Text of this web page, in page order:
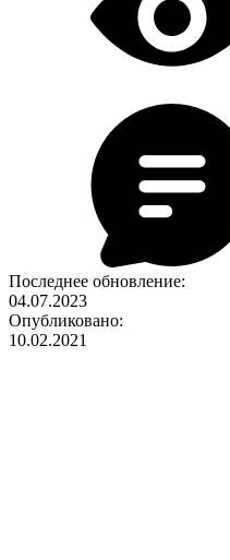
Последнее обновление:
04.07.2023
Опубликовано:
10.02.2021